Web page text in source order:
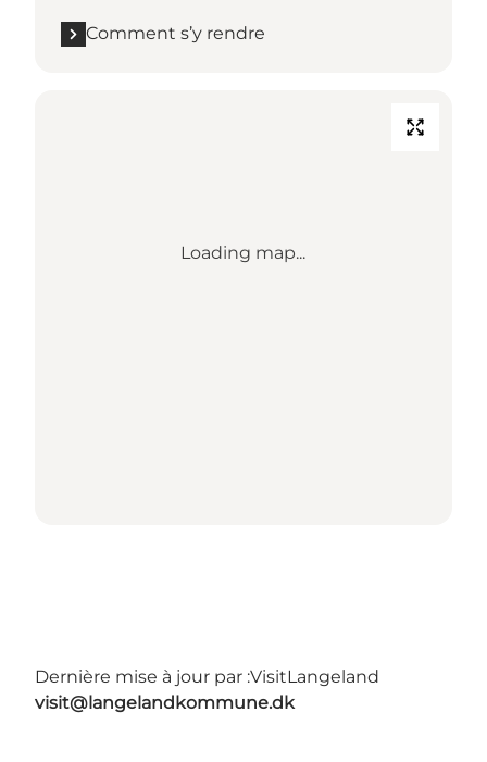
Comment s’y rendre
Loading map...
Dernière mise à jour par :VisitLangeland
visit@langelandkommune.dk